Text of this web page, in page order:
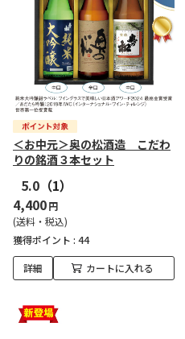
＜お中元＞奥の松酒造 こだわ
りの銘酒３本セット
5.0 （1）
4,400円
(送料・税込)
獲得ポイント : 44
詳細 カートに入れる